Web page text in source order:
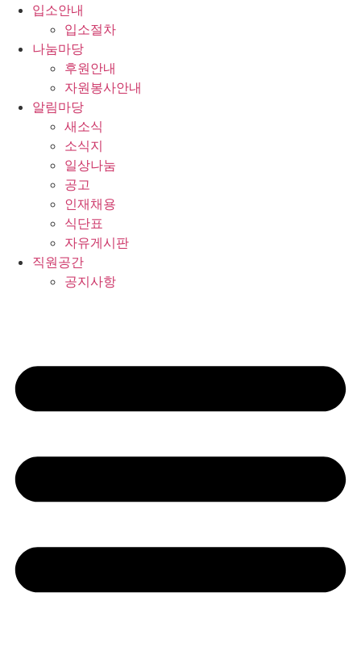
입소안내
입소절차
나눔마당
후원안내
자원봉사안내
알림마당
새소식
소식지
일상나눔
공고
인재채용
식단표
자유게시판
직원공간
공지사항